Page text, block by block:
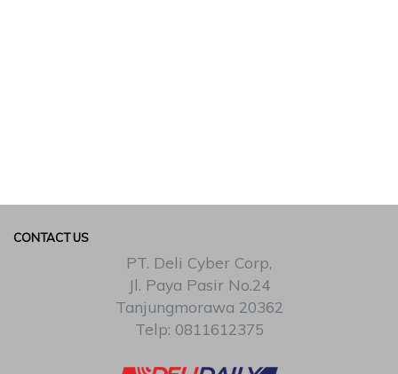
CONTACT US
PT. Deli Cyber Corp,
Jl. Paya Pasir No.24
Tanjungmorawa 20362
Telp: 0811612375